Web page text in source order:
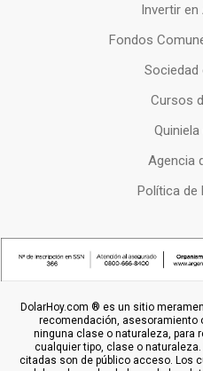
Invertir
Fondos
Sociedad
Cursos
Agencia
Política de
DolarHoy.com ® es un sitio
recomendación, asesoramiento
ninguna clase o naturaleza, para
cualquier tipo, clase o
citadas son de público acceso. Los